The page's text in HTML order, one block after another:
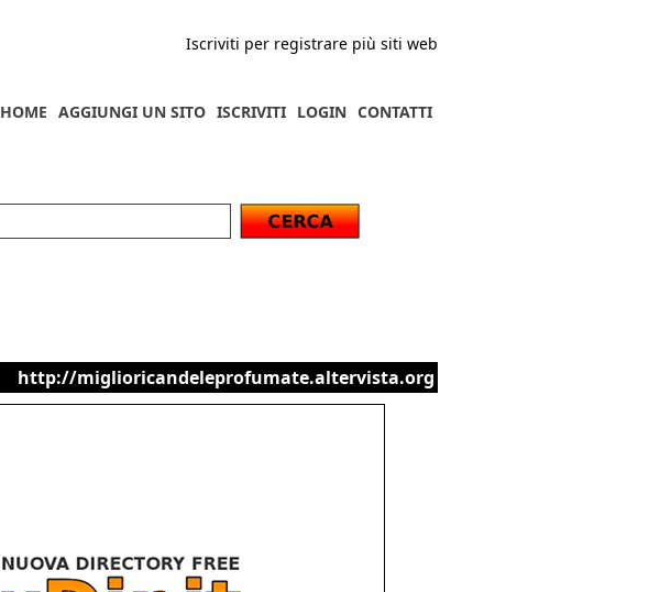
Iscriviti per registrare più siti web
CONTATTI
LOGIN
ISCRIVITI
AGGIUNGI UN SITO
HOME
http://miglioricandeleprofumate.altervista.org